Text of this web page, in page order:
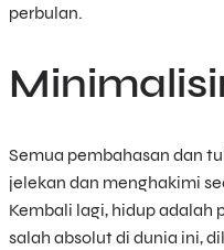
perbulan.
Semua pembahasan dan
jelekan dan menghakimi
Kembali lagi, hidup adalah
salah absolut di dunia ini,